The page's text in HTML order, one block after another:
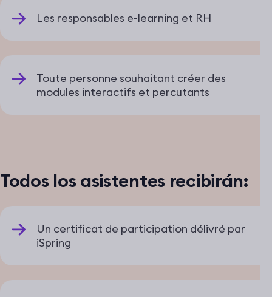
Les responsables e-learning et RH
Toute personne souhaitant créer des
modules interactifs et percutants
Todos los asistentes recibirán:
Un certificat de participation délivré par
iSpring